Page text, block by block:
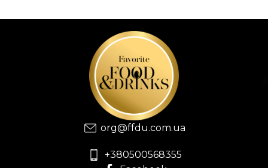
org@ffdu.com.ua
+380500568355